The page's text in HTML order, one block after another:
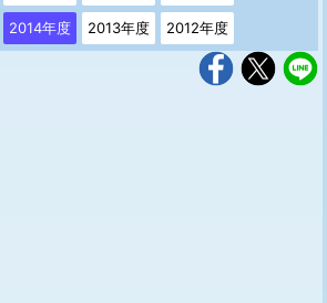
2014年度 2013年度 2012年度